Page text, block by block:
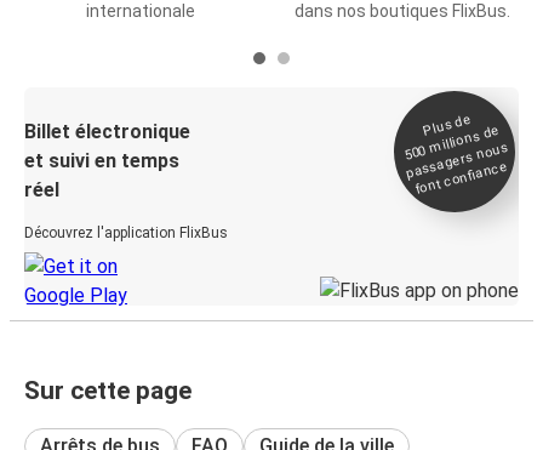
internationale
dans nos boutiques FlixBus.
Billet électronique
et suivi en temps
réel
Découvrez l'application FlixBus
Plus de
500
millions de
passagers nous
font confiance
Sur cette page